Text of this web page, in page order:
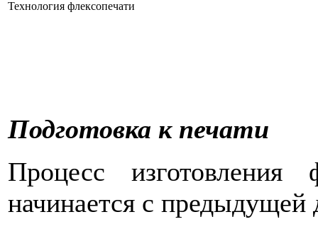
Технология флексопечати
Подготовка к печати
Процесс изготовления
начинается с предыдущей